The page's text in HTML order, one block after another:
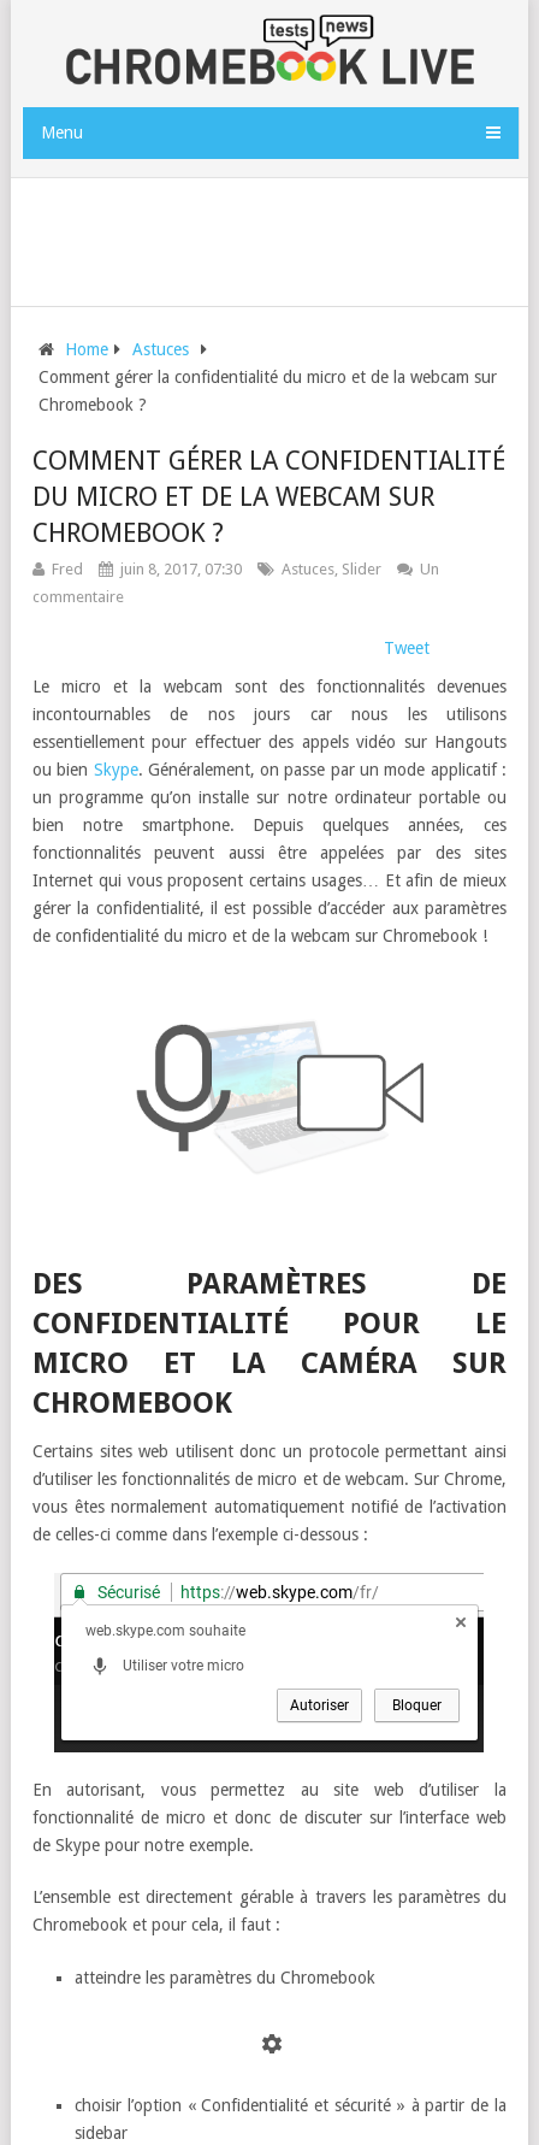
Menu
Home
Astuces
Comment gérer la confidentialité du micro et de la webcam sur
Chromebook ?
COMMENT GÉRER LA CONFIDENTIALITÉ
DU MICRO ET DE LA WEBCAM SUR
CHROMEBOOK ?
Fred juin 8, 2017, 07:30 Astuces, Slider
Un
commentaire
Tweet
Le micro et la webcam sont des fonctionnalités devenues
incontournables de nos jours car nous les utilisons
essentiellement pour effectuer des appels vidéo sur Hangouts
ou bien Skype. Généralement, on passe par un mode applicatif :
un programme qu’on installe sur notre ordinateur portable ou
bien notre smartphone. Depuis quelques années, ces
fonctionnalités peuvent aussi être appelées par des sites
Internet qui vous proposent certains usages… Et afin de mieux
gérer la confidentialité, il est possible d’accéder aux paramètres
de confidentialité du micro et de la webcam sur Chromebook !
DES PARAMÈTRES DE
CONFIDENTIALITÉ POUR LE
MICRO ET LA CAMÉRA SUR
CHROMEBOOK
Certains sites web utilisent donc un protocole permettant ainsi
d’utiliser les fonctionnalités de micro et de webcam. Sur Chrome,
vous êtes normalement automatiquement notifié de l’activation
de celles-ci comme dans l’exemple ci-dessous :
En autorisant, vous permettez au site web d’utiliser la
fonctionnalité de micro et donc de discuter sur l’interface web
de Skype pour notre exemple.
L’ensemble est directement gérable à travers les paramètres du
Chromebook et pour cela, il faut :
atteindre les paramètres du Chromebook
choisir l’option « Confidentialité et sécurité » à partir de la
sidebar